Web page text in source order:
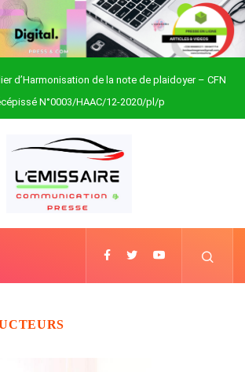
d’Harmonisation de la note de plaidoyer – CFN
Togo
N°0003/HAAC/12-2020/pl/p